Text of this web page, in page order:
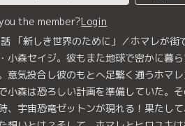
the member?Login
「新しき世界のために」／ホマレが街
小森セイジ。彼もまた地球で密かに暮
意気投合し彼のもとへ足繁く通うホマ
小森は恐ろしい計画を準備していた。
、宇宙恐竜ゼットンが現れる！果たし